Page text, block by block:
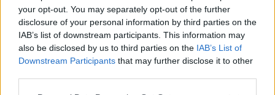
your opt-out. You may separately opt-out of the further
disclosure of your personal information by third parties on the
IAB’s list of downstream participants. This information may
also be disclosed by us to third parties on the IAB’s List of
Downstream Participants that may further disclose it to other
2026. Április. 23. 06:36
Az is kiderült, hogy sportért felelős polgármesteri
megbízottként a 10 ujjas, vakon gépelési tudását tudta a
legjobban kamatoztatni.
VÁLTOZÁSOK A GYŐRI VÁROSHÁZÁN: TÁVOZIK
CSÖRGITS LAJOS ALJEGYZŐ, ILLETVE NAGY